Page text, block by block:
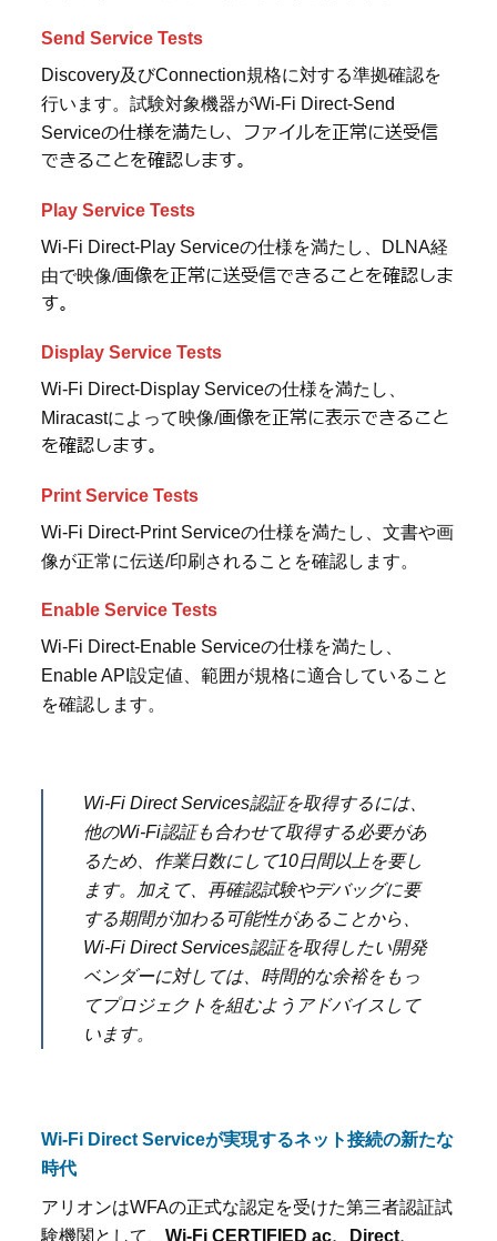
Send Service Tests
Discovery及びConnection規格に対する準拠確認を
行います。試験対象機器がWi-Fi Direct-Send
Serviceの仕様を満たし、ファイルを正常に送受信
できることを確認します。
Play Service Tests
Wi-Fi Direct-Play Serviceの仕様を満たし、DLNA経
由で映像/画像を正常に送受信できることを確認しま
す。
Display Service Tests
Wi-Fi Direct-Display Serviceの仕様を満たし、
Miracastによって映像/画像を正常に表示できること
を確認します。
Print Service Tests
Wi-Fi Direct-Print Serviceの仕様を満たし、文書や画
像が正常に伝送/印刷されることを確認します。
Enable Service Tests
Wi-Fi Direct-Enable Serviceの仕様を満たし、
Enable API設定値、範囲が規格に適合していること
を確認します。
Wi-Fi Direct Services認証を取得するには、
他のWi-Fi認証も合わせて取得する必要があ
るため、作業日数にして10日間以上を要し
ます。加えて、再確認試験やデバッグに要
する期間が加わる可能性があることから、
Wi-Fi Direct Services認証を取得したい開発
ベンダーに対しては、時間的な余裕をもっ
てプロジェクトを組むようアドバイスして
います。
Wi-Fi Direct Serviceが実現するネット接続の新たな
時代
アリオンはWFAの正式な認定を受けた第三者認証試
験機関として、Wi-Fi CERTIFIED ac、 Direct、